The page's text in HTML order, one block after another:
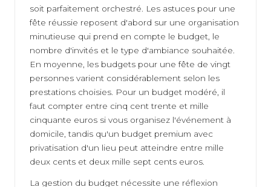
soit parfaitement orchestré. Les astuces pour une
fête réussie reposent d'abord sur une organisation
minutieuse qui prend en compte le budget, le
nombre d'invités et le type d'ambiance souhaitée.
En moyenne, les budgets pour une fête de vingt
personnes varient considérablement selon les
prestations choisies. Pour un budget modéré, il
faut compter entre cinq cent trente et mille
cinquante euros si vous organisez l'événement à
domicile, tandis qu'un budget premium avec
privatisation d'un lieu peut atteindre entre mille
deux cents et deux mille sept cents euros.
La gestion du budget nécessite une réflexion